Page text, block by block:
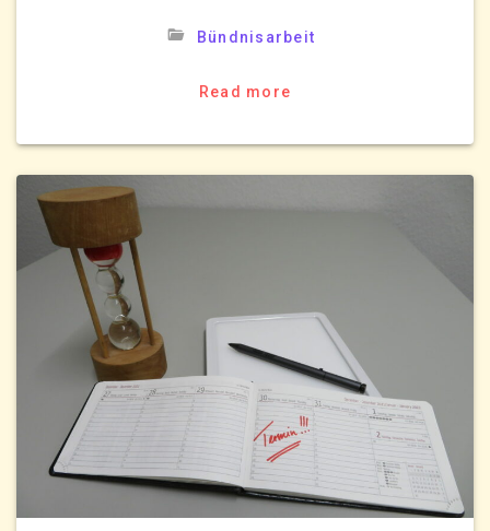
Bündnisarbeit
Read more